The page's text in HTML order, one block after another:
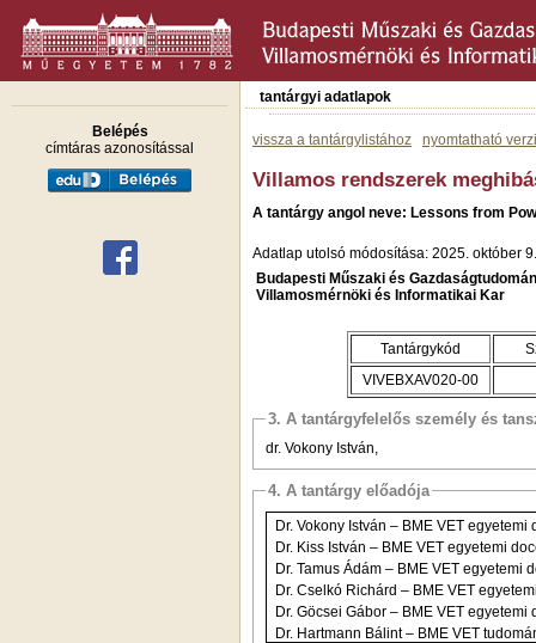
Belépés
címtáras azonosítással
tantárgyi adatlapok
vissza a tantárgylistához nyomtatható
Villamos rendszerek
A tantárgy angol neve: Lessons from
Adatlap utolsó módosítása: 2025. október 9.
Budapesti Műszaki és
Villamosmérnöki és Informatikai Kar
Tantárgykód
VIVEBXAV020-00
3. A tantárgyfelelős személy és
dr. Vokony István,
4. A tantárgy előadója
Dr. Vokony István – BME VET
Dr. Kiss István – BME VET egyetemi
Dr. Tamus Ádám – BME VET
Dr. Cselkó Richárd – BME VET
Dr. Göcsei Gábor – BME VET
Dr. Hartmann Bálint – BME VET